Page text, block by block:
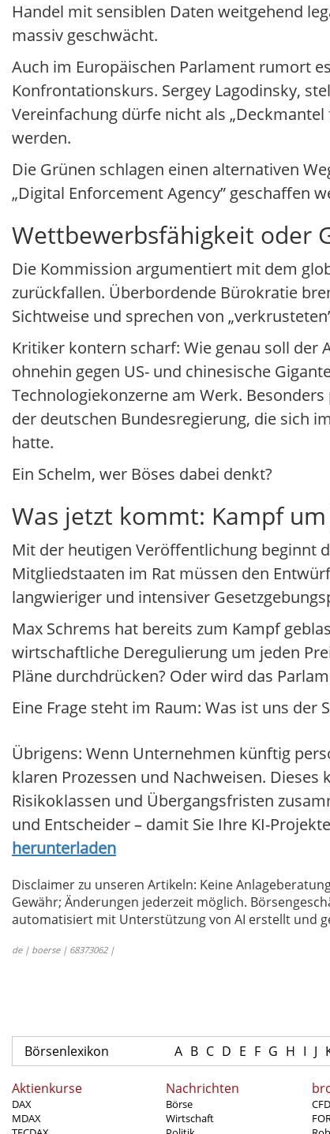
Handel mit sensiblen Daten weitgehend
massiv geschwächt.
Auch im Europäischen Parlament rumort
Konfrontationskurs. Sergey Lagodinsky,
Vereinfachung dürfe nicht als
werden.
Die Grünen schlagen einen alternativen
„Digital Enforcement Agency” geschaffen
Wettbewerbsfähigkeit oder
Die Kommission argumentiert mit dem
zurückfallen. Überbordende Bürokratie
Sichtweise und sprechen von
Kritiker kontern scharf: Wie genau soll der
ohnehin gegen US- und chinesische
Technologiekonzerne am Werk.
der deutschen Bundesregierung, die sich
hatte.
Ein Schelm, wer Böses dabei denkt?
Was jetzt kommt: Kampf
Mit der heutigen Veröffentlichung beginnt
Mitgliedstaaten im Rat müssen den
langwieriger und intensiver
Max Schrems hat bereits zum Kampf
wirtschaftliche Deregulierung um jeden
Pläne durchdrücken? Oder wird das
Eine Frage steht im Raum: Was ist uns
Übrigens: Wenn Unternehmen künftig
klaren Prozessen und Nachweisen.
Risikoklassen und Übergangsfristen
und Entscheider – damit Sie Ihre KI-
herunterladen
Disclaimer zu unseren Artikeln: Keine
Gewähr; Änderungen jederzeit möglich.
automatisiert mit Unterstützung von AI erstellt und
de | boerse | 68373062 |
Börsenlexikon A B C D E F G H I J
Aktienkurse
DAX
MDAX
Nachrichten
Börse
Wirtschaft
CFD